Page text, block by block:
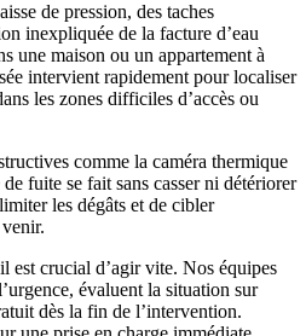
de pression, des taches
inexpliquée de la facture d’eau
une maison ou un appartement à
intervient rapidement pour localiser
les zones difficiles d’accès ou
comme la caméra thermique
fuite se fait sans casser ni détériorer
les dégâts et de cibler
est crucial d’agir vite. Nos équipes
évaluent la situation sur
dès la fin de l’intervention.